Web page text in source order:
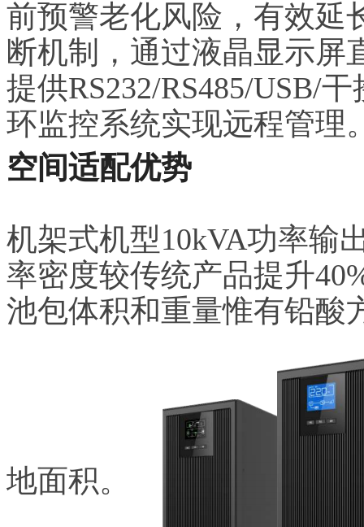
前预警老化风险，有效延
断机制，通过液晶显示屏
提供RS232/RS485/USB/
环监控系统实现远程管理
空间适配优势
机架式机型10kVA功率输
率密度较传统产品提升
池包体积和重量惟有铅酸
地面积。